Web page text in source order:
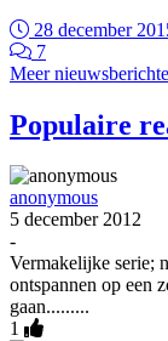
28 december
7
Meer
Populaire
anonymous
5 december 2012
-
Vermakelijke serie;
ontspannen op een
gaan.........
1